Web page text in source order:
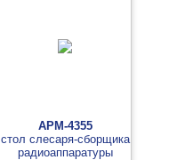
АРМ-4355
стол слесаря-сборщика
радиоаппаратуры